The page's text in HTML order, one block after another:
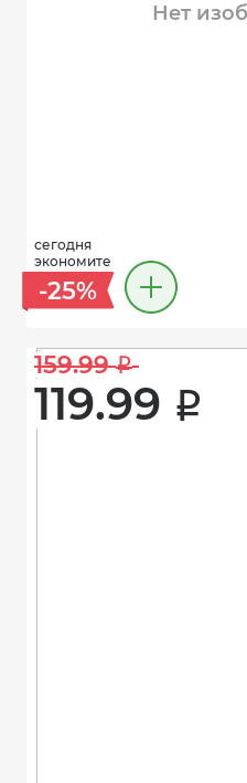
Нет
сегодня
экономите
-25%
159.99 i
119.99 i